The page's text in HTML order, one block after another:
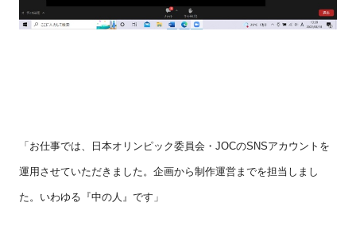
「お仕事では、日本オリンピック委員会・ JOCのSNSアカウントを
運用させていただきました。企画から制作運営までを担当しまし
た。いわゆる『中の人』です」